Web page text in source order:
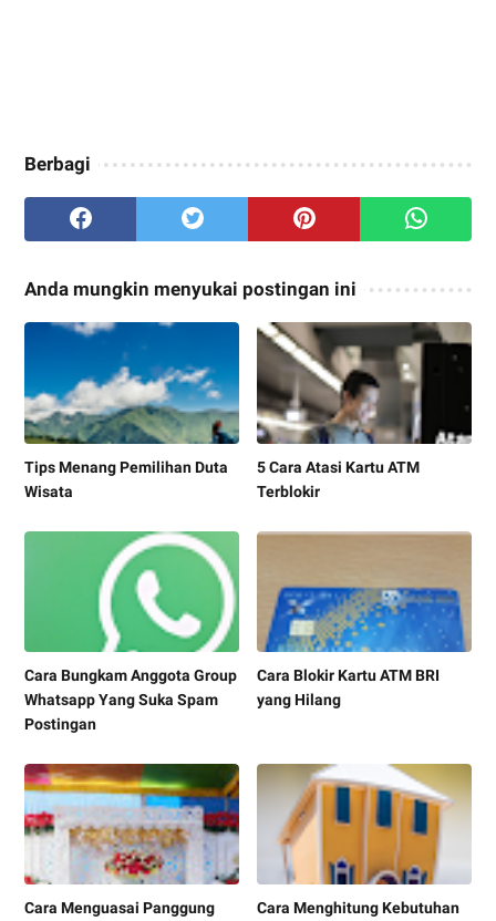
Berbagi
Anda mungkin menyukai postingan ini
Tips Menang Pemilihan Duta
Wisata
5 Cara Atasi Kartu ATM
Terblokir
Cara Bungkam Anggota Group
Whatsapp Yang Suka Spam
Postingan
Cara Blokir Kartu ATM BRI
yang Hilang
Cara Menguasai Panggung
Cara Menghitung Kebutuhan